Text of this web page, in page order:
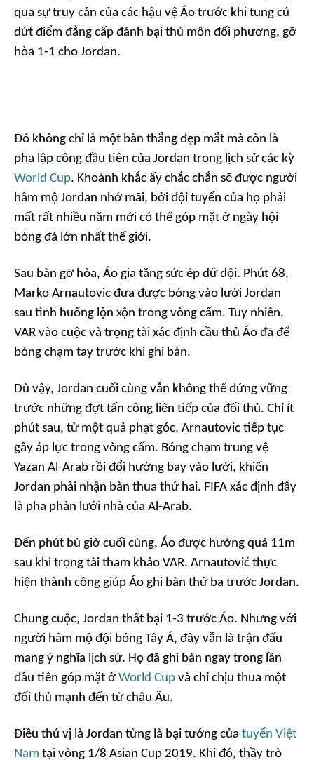
qua sự truy cản của các hậu vệ Áo trước khi tung cú
dứt điểm đẳng cấp đánh bại thủ môn đối phương, gỡ
hòa 1-1 cho Jordan.
Đó không chỉ là một bàn thắng đẹp mắt mà còn là
pha lập công đầu tiên của Jordan trong lịch sử các kỳ
World Cup. Khoảnh khắc ấy chắc chắn sẽ được người
hâm mộ Jordan nhớ mãi, bởi đội tuyển của họ phải
mất rất nhiều năm mới có thể góp mặt ở ngày hội
bóng đá lớn nhất thế giới.
Sau bàn gỡ hòa, Áo gia tăng sức ép dữ dội. Phút 68,
Marko Arnautovic đưa được bóng vào lưới Jordan
sau tình huống lộn xộn trong vòng cấm. Tuy nhiên,
VAR vào cuộc và trọng tài xác định cầu thủ Áo đã để
bóng chạm tay trước khi ghi bàn.
Dù vậy, Jordan cuối cùng vẫn không thể đứng vững
trước những đợt tấn công liên tiếp của đối thủ. Chỉ ít
phút sau, từ một quả phạt góc, Arnautovic tiếp tục
gây áp lực trong vòng cấm. Bóng chạm trung vệ
Yazan Al-Arab rồi đổi hướng bay vào lưới, khiến
Jordan phải nhận bàn thua thứ hai. FIFA xác định đây
là pha phản lưới nhà của Al-Arab.
Đến phút bù giờ cuối cùng, Áo được hưởng quả 11m
sau khi trọng tài tham khảo VAR. Arnautović thực
hiện thành công giúp Áo ghi bàn thứ ba trước Jordan.
Chung cuộc, Jordan thất bại 1-3 trước Áo. Nhưng với
người hâm mộ đội bóng Tây Á, đây vẫn là trận đấu
mang ý nghĩa lịch sử. Họ đã ghi bàn ngay trong lần
đầu tiên góp mặt ở World Cup và chỉ chịu thua một
đối thủ mạnh đến từ châu Âu.
Điều thú vị là Jordan từng là bại tướng của tuyển Việt
Nam tại vòng 1/8 Asian Cup 2019. Khi đó, thầy trò